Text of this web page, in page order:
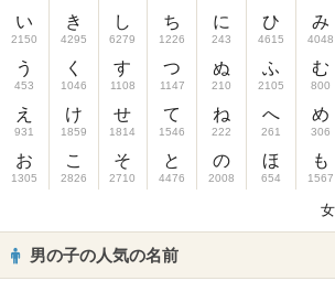
い
2150
う
453
え
931
お
1305
き
4295
く
1046
け
1859
こ
2826
し
6279
す
1108
せ
1814
そ
2710
ち
1226
つ
1147
て
1546
と
4476
に
243
ぬ
210
ね
222
の
2008
ひ
4615
ふ
2105
へ
261
ほ
654
み
4048
む
800
め
306
も
1567
男の子の人気の名前